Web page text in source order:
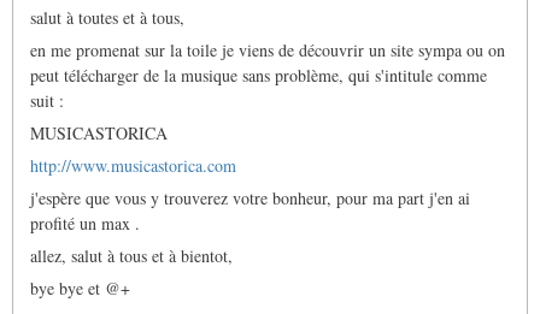
salut à toutes et à tous,
en me promenat sur la toile je viens de découvrir un site sympa ou on
peut télécharger de la musique sans problème, qui s'intitule comme
suit :
MUSICASTORICA
http://www.musicastorica.com
j'espère que vous y trouverez votre bonheur, pour ma part j'en ai
profité un max .
allez, salut à tous et à bientot,
bye bye et @+